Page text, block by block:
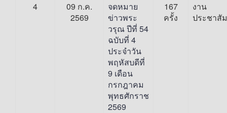
4
09 ก.ค.
2569
จดหมาย
ข่าวพระ
วรุณ ปีที่ 54
ฉบับที่ 4
ประจำวัน
พฤหัสบดีที่
9 เดือน
กรกฎาคม
พุทธศักราช
2569
167
ครั้ง
งาน
ประชาสั